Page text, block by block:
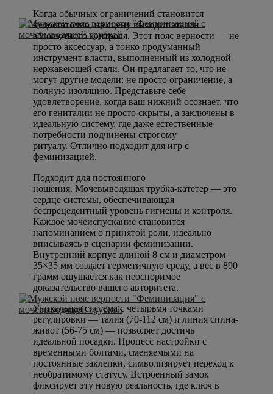
Когда обычных ограничений становится
недостаточно, на сцену выходит эталон
абсолютного контроля. Этот пояс верности — не
просто аксессуар, а тонко продуманный
инструмент власти, выполненный из холодной
нержавеющей стали. Он предлагает то, что не
могут другие модели: не просто ограничение, а
полную изоляцию. Представьте себе
удовлетворение, когда ваш нижний осознает, что
его гениталии не просто скрыты, а заключены в
идеальную систему, где даже естественные
потребности подчинены строгому
ритуалу. Отлично подходит для игр с
феминизацией.
Подходит для постоянного
ношения. Мочевыводящая трубка-катетер — это
сердце системы, обеспечивающая
беспрецедентный уровень гигиены и контроля.
Каждое мочеиспускание становится
напоминанием о принятой роли, идеально
вписываясь в сценарии феминизации.
Внутренний корпус длиной 8 см и диаметром
35×35 мм создает герметичную среду, а вес в 890
грамм ощущается как неоспоримое
доказательство вашего авторитета.
Уникальная система с четырьмя точками
регулировки — талия (70-112 см) и линия спина-
живот (56-75 см) — позволяет достичь
идеальной посадки. Процесс настройки с
временными болтами, сменяемыми на
постоянные заклепки, символизирует переход к
необратимому статусу. Встроенный замок
фиксирует эту новую реальность, где ключ в